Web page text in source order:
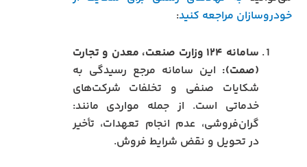
خودروسازان مراجعه کنید:
سامانه ۱۲۴ وزارت صنعت، معدن و تجارت
(صمت): این سامانه مرجع رسیدگی به
شکایات صنفی و تخلفات شرکت‌های
خدماتی است. از جمله مواردی مانند:
گران‌فروشی، عدم انجام تعهدات، تأخیر
در تحویل و نقض شرایط فروش.